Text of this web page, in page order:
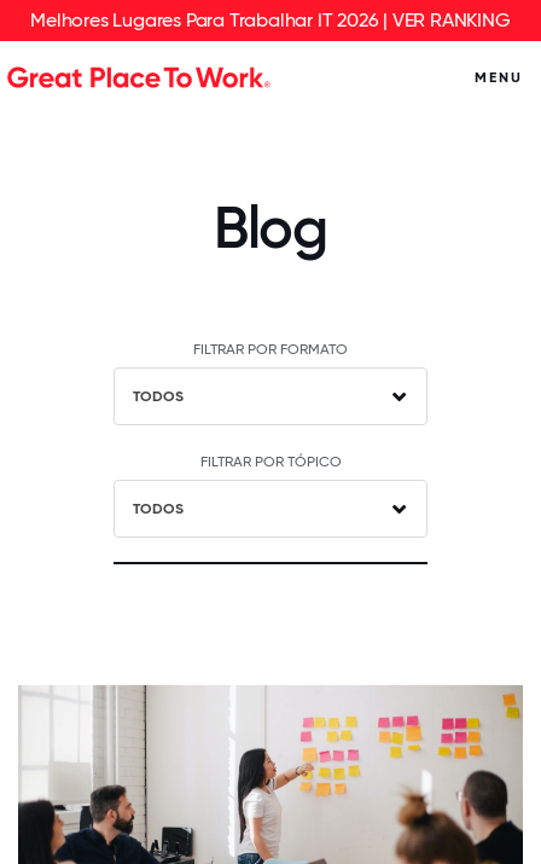
Melhores Lugares Para Trabalhar IT 2026 | VER RANKING
MENU
Blog
FILTRAR POR FORMATO
TODOS
FILTRAR POR TÓPICO
TODOS